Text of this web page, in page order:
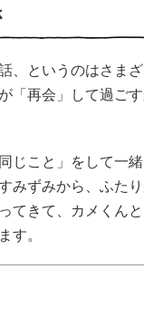
、というのはさま
「再会」して過ご
じこと」をして一
ずみから、ふた
てきて、カメくん
。